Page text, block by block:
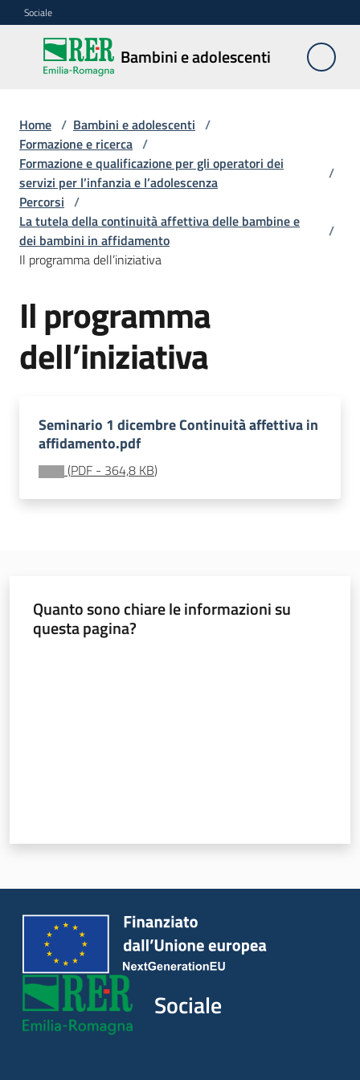
Vai al contenuto
Vai alla navigazione
Vai al footer
Sociale
Bambini e adolescenti
Bambini e
adolescenti
Accoglienza,
tutela
e
sostegno
Adolescenza
Centri
estivi
e
soggiorni
Formazione
ricerca
scuole
dell'infanzia
Leggi Atti Bandi
Piani Programmi
Progetti
Home / Bambini e adolescenti /
Formazione e ricerca /
Formazione e qualificazione per gli operatori dei
servizi per l’infanzia e l’adolescenza
/
Percorsi /
La tutela della continuità affettiva delle bambine e
dei bambini in affidamento
/
Il programma dell’iniziativa
Il programma
dell’iniziativa
Seminario 1 dicembre Continuità affettiva in
affidamento.pdf
(PDF - 364,8 KB)
Quanto sono chiare le informazioni su
questa pagina?
Sociale